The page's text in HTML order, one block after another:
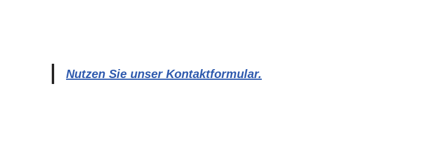
Nutzen Sie unser Kontaktformular.